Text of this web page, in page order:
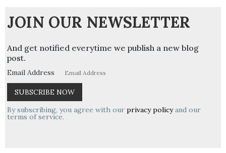
JOIN OUR NEWSLETTER
And get notified everytime we publish a new blog
post.
Email Address
By subscribing, you agree with our privacy policyand our
terms of service.